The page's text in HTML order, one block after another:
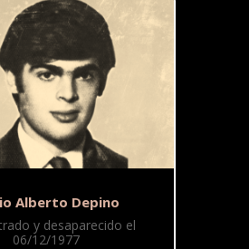
Alberto Depino
y desaparecido el
06/12/1977